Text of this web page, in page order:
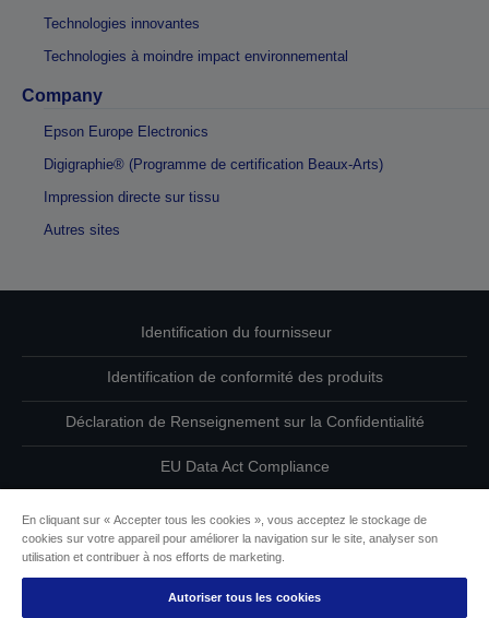
Technologies innovantes
Technologies à moindre impact environnemental
Company
Epson Europe Electronics
Digigraphie® (Programme de certification Beaux-Arts)
Impression directe sur tissu
Autres sites
Identification du fournisseur
Identification de conformité des produits
Déclaration de Renseignement sur la Confidentialité
EU Data Act Compliance
Informations sur les cookies
L’engagement d’Epson pour l’accessibilité
En cliquant sur « Accepter tous les cookies », vous acceptez le stockage de
cookies sur votre appareil pour améliorer la navigation sur le site, analyser son
utilisation et contribuer à nos efforts de marketing.
Autoriser tous les cookies